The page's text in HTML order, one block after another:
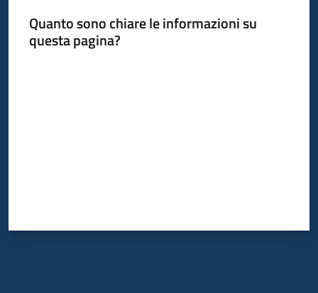
Programmi
Progetti
Seguici
Quanto sono chiare le informazioni su
questa pagina?